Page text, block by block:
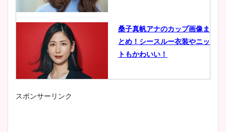
桑子真帆アナのカップ画像ま
とめ！シースルー衣装やニッ
トもかわいい！
スポンサーリンク